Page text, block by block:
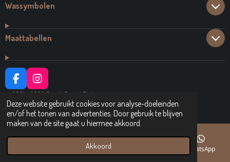
Deze website gebruikt cookies voor analyse-doeleinden
en/of het tonen van advertenties. Door gebruik te blijven
maken van de site gaat u hiermee akkoord.
Akkoord
Wassymbolen
Maattabellen
F
A
C
E
B
O
I
N
S
T
A
R
© 2021 - 2026 Dutch Brand Fashion
Powered byJouwWeb
Telefoonnummer WhatsApp